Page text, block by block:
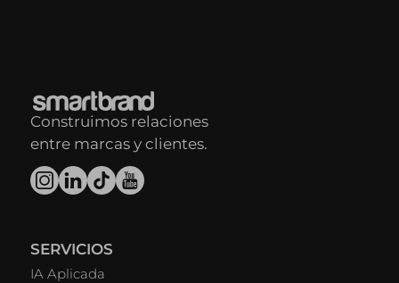
Construimos relaciones
entre marcas y clientes.
SERVICIOS
IA Aplicada